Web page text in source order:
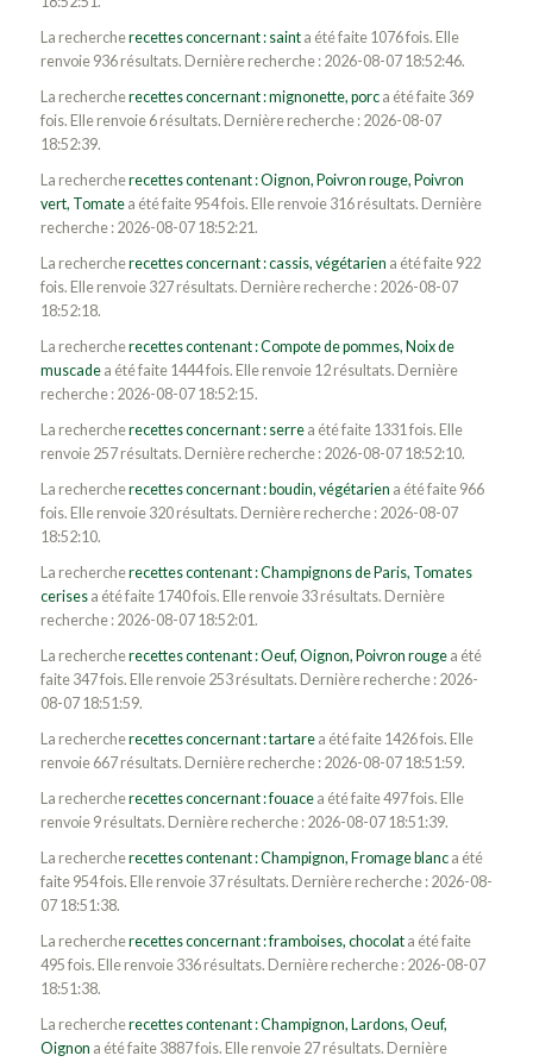
La rechercherecettes concernant : sainta été faite 1076 fois. Elle
renvoie 936 résultats. Dernière recherche : 2026-08-07 18:52:46.
La rechercherecettes concernant : mignonette, porca été faite 369
fois. Elle renvoie 6 résultats. Dernière recherche : 2026-08-07
18:52:39.
La rechercherecettes contenant : Oignon, Poivron rouge, Poivron
vert, Tomatea été faite 954 fois. Elle renvoie 316 résultats. Dernière
recherche : 2026-08-07 18:52:21.
La rechercherecettes concernant : cassis, végétarien a été faite 922
fois. Elle renvoie 327 résultats. Dernière recherche : 2026-08-07
18:52:18.
La rechercherecettes contenant : Compote de pommes, Noix de
muscadea été faite 1444 fois. Elle renvoie 12 résultats. Dernière
recherche : 2026-08-07 18:52:15.
La rechercherecettes concernant : serrea été faite 1331 fois. Elle
renvoie 257 résultats. Dernière recherche : 2026-08-07 18:52:10.
La rechercherecettes concernant : boudin, végétarien a été faite 966
fois. Elle renvoie 320 résultats. Dernière recherche : 2026-08-07
18:52:10.
La rechercherecettes contenant : Champignons de Paris, Tomates
cerisesa été faite 1740 fois. Elle renvoie 33 résultats. Dernière
recherche : 2026-08-07 18:52:01.
La rechercherecettes contenant : Oeuf, Oignon, Poivron rougea été
faite 347 fois. Elle renvoie 253 résultats. Dernière recherche : 2026-
08-07 18:51:59.
La rechercherecettes concernant : tartarea été faite 1426 fois. Elle
renvoie 667 résultats. Dernière recherche : 2026-08-07 18:51:59.
La rechercherecettes concernant : fouacea été faite 497 fois. Elle
renvoie 9 résultats. Dernière recherche : 2026-08-07 18:51:39.
La rechercherecettes contenant : Champignon, Fromage blanca été
faite 954 fois. Elle renvoie 37 résultats. Dernière recherche : 2026-08-
07 18:51:38.
La rechercherecettes concernant : framboises, chocolata été faite
495 fois. Elle renvoie 336 résultats. Dernière recherche : 2026-08-07
18:51:38.
La rechercherecettes contenant : Champignon, Lardons, Oeuf,
Oignon a été faite 3887 fois. Elle renvoie 27 résultats. Dernière